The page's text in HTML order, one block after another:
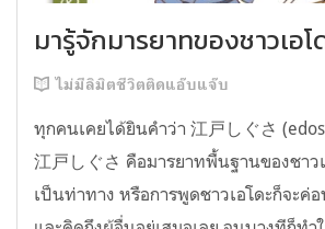
มารู้จักมารยาทของชาวเอโ
ไม่มีลิมิตชีวิตติดแอ๊บแจ๊บ
ทุกคนเคยได้ยินคำว่า 江戸しぐさ
江戸しぐさ คือมารยาทพื้นฐานของชาว
เป็นท่าทาง หรือการพูดชาวเอโดะก็จะค่อ